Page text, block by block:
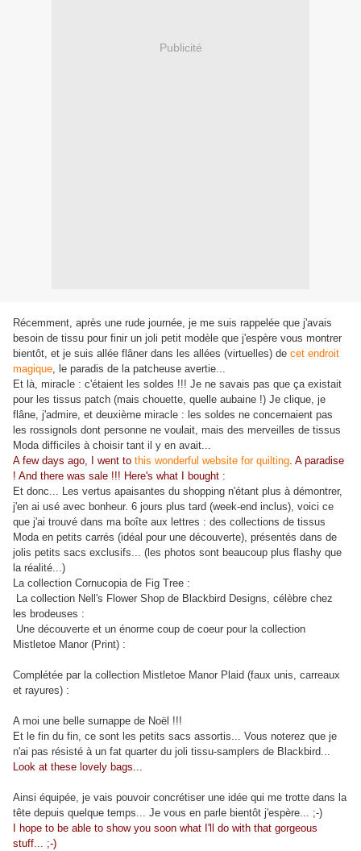
Publicité
Récemment, après une rude journée, je me suis rappelée que j'avais
besoin de tissu pour finir un joli petit modèle que j'espère vous montrer
bientôt, et je suis allée flâner dans les allées (virtuelles) de cet endroit
magique, le paradis de la patcheuse avertie...
Et là, miracle : c'étaient les soldes !!! Je ne savais pas que ça existait
pour les tissus patch (mais chouette, quelle aubaine !) Je clique, je
flâne, j'admire, et deuxième miracle : les soldes ne concernaient pas
les rossignols dont personne ne voulait, mais des merveilles de tissus
Moda difficiles à choisir tant il y en avait...
A few days ago, I went to this wonderful website for quilting. A paradise
! And there was sale !!! Here's what I bought :
Et donc... Les vertus apaisantes du shopping n'étant plus à démontrer,
j'en ai usé avec bonheur. 6 jours plus tard (week-end inclus), voici ce
que j'ai trouvé dans ma boîte aux lettres : des collections de tissus
Moda en petits carrés (idéal pour une découverte), présentés dans de
jolis petits sacs exclusifs... (les photos sont beaucoup plus flashy que
la réalité...)
La collection Cornucopia de Fig Tree :
La collection Nell's Flower Shop de Blackbird Designs, célèbre chez
les brodeuses :
Une découverte et un énorme coup de coeur pour la collection
Mistletoe Manor (Print) :
Complétée par la collection Mistletoe Manor Plaid (faux unis, carreaux
et rayures) :
A moi une belle surnappe de Noël !!!
Et le fin du fin, ce sont les petits sacs assortis... Vous noterez que je
n'ai pas résisté à un fat quarter du joli tissu-samplers de Blackbird...
Look at these lovely bags...
Ainsi équipée, je vais pouvoir concrétiser une idée qui me trotte dans la
tête depuis quelque temps... Je vous en parle bientôt j'espère... ;-)
I hope to be able to show you soon what I'll do with that gorgeous
stuff... ;-)